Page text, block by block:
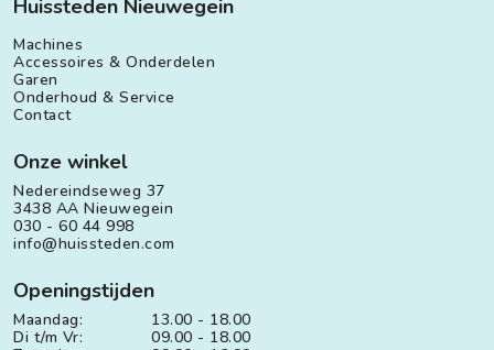
Huissteden Nieuwegein
Machines
Accessoires & Onderdelen
Garen
Onderhoud & Service
Contact
Onze winkel
Nedereindseweg 37
3438 AA Nieuwegein
030 - 60 44 998
info@huissteden.com
Openingstijden
Maandag:
13.00 - 18.00
Di t/m Vr:
09.00 - 18.00